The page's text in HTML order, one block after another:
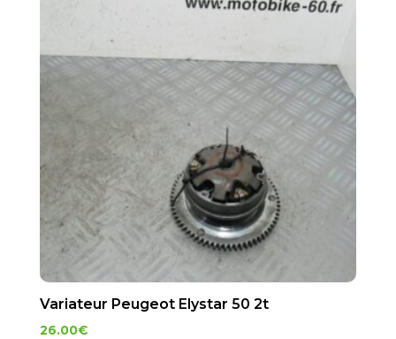
Variateur Peugeot Elystar 50 2t
26.00€